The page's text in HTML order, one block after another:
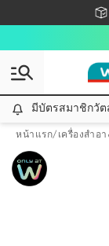
ชอ
มีบัตรสมาชิกวัต
หน้าแรก/ เครื่องสำอ